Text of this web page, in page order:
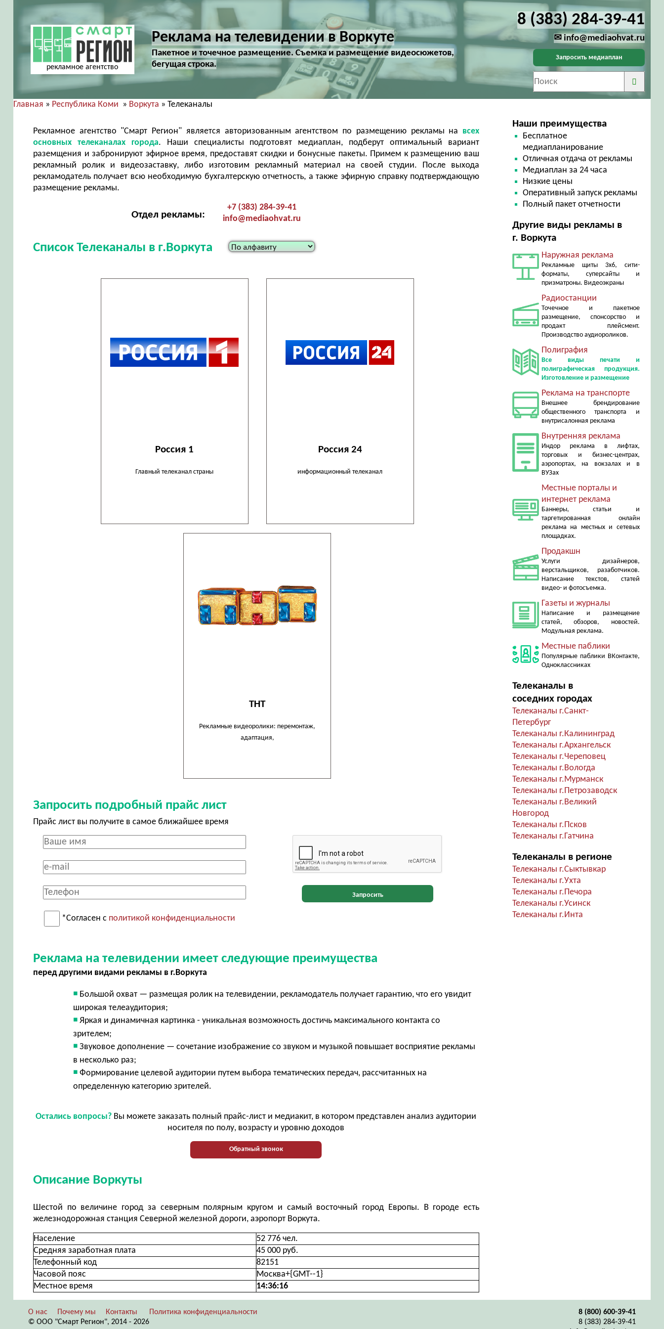
рекламное агентство
Реклама на телевидении в Воркуте
Пакетное и точечное размещение. Съемка и размещение видеосюжетов,
бегущая строка.
8 (383) 284-39-41
✉ info@mediaohvat.ru
Запросить медиаплан
Главная » Республика Коми » Воркута » Телеканалы
Рекламное агентство "Смарт Регион" является авторизованным агентством по размещению рекламы на всех
основных телеканалах города. Наши специалисты подготовят медиаплан, подберут оптимальный вариант
раземщения и забронируют эфирное время, предоставят скидки и бонусные пакеты. Примем к размещению ваш
рекламный ролик и видеозаставку, либо изготовим рекламный материал на своей студии. После выхода
рекламодатель получает всю необходимую бухгалтерскую отчетность, а также эфирную справку подтверждающую
размещение рекламы.
Отдел рекламы:
+7 (383) 284-39-41
info@mediaohvat.ru
Список Телеканалы в г.Воркута
Россия 1
Главный телеканал страны
Россия 24
информационный телеканал
ТНТ
Рекламные видеоролики: перемонтаж,
адаптация,
Запросить подробный прайс лист
Прайс лист вы получите в самое ближайшее время
*Согласен с политикой конфиденциальности
Запросить
Реклама на телевидении имеет следующие преимущества
перед другими видами рекламы в г.Воркута
Большой охват — размещая ролик на телевидении, рекламодатель получает гарантию, что его увидит
широкая телеаудитория;
Яркая и динамичная картинка - уникальная возможность достичь максимального контакта со
зрителем;
Звуковое дополнение — сочетание изображение со звуком и музыкой повышает восприятие рекламы
в несколько раз;
Формирование целевой аудитории путем выбора тематических передач, рассчитанных на
определенную категорию зрителей.
Остались вопросы? Вы можете заказать полный прайс-лист и медиакит, в котором представлен анализ аудитории
носителя по полу, возрасту и уровню доходов
Обратный звонок
Описание Воркуты
Шестой по величине город за северным полярным кругом и самый восточный город Европы. В городе есть
железнодорожная станция Северной железной дороги, аэропорт Воркута.
Население
52 776 чел.
Средняя заработная плата
45 000 руб.
Телефонный код
82151
Часовой пояс
Москва+{GMT--1}
Местное время
14:36:18
Наши преимущества
Бесплатное
медиапланирование
Отличная отдача от рекламы
Медиаплан за 24 часа
Низкие цены
Оперативный запуск рекламы
Полный пакет отчетности
Другие виды рекламы в
г. Воркута
Наружная реклама
Рекламные щиты 3х6, сити-
форматы, суперсайты и
призматроны. Видеоэкраны
Радиостанции
Точечное и пакетное
размещение, спонсорство и
продакт плейсмент.
Производство аудиороликов.
Полиграфия
Все виды печати и
полиграфическая продукция.
Изготовление и размещение
Реклама на транспорте
Внешнее брендирование
общественного транспорта и
внутрисалонная реклама
Внутренняя реклама
Индор реклама в лифтах,
торговых и бизнес-центрах,
аэропортах, на вокзалах и в
ВУЗах
Местные порталы и
интернет реклама
Баннеры, статьи и
таргетированная онлайн
реклама на местных и сетевых
площадках.
Продакшн
Услуги дизайнеров,
верстальщиков, разаботчиков.
Написание текстов, статей
видео- и фотосъемка.
Газеты и журналы
Написание и размещение
статей, обзоров, новостей.
Модульная реклама.
Местные паблики
Популярные паблики ВКонтакте,
Одноклассниках
Телеканалы в
соседних городах
Телеканалы г.Санкт-
Петербург
Телеканалы г.Калининград
Телеканалы г.Архангельск
Телеканалы г.Череповец
Телеканалы г.Вологда
Телеканалы г.Мурманск
Телеканалы г.Петрозаводск
Телеканалы г.Великий
Новгород
Телеканалы г.Псков
Телеканалы г.Гатчина
Телеканалы в регионе
Телеканалы г.Сыктывкар
Телеканалы г.Ухта
Телеканалы г.Печора
Телеканалы г.Усинск
Телеканалы г.Инта
О нас Почему мы Контакты
Политика конфиденциальности
© ООО "Смарт Регион", 2014 - 2026
8 (800) 600-39-41
8 (383) 284-39-41